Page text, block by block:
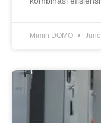
Mimin DOMO